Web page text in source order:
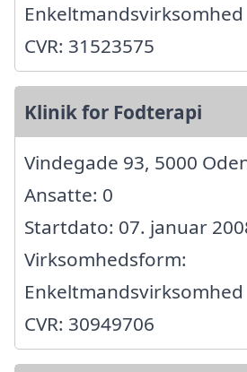
Enkeltmandsvirksomhed
CVR: 31523575
Klinik for Fodterapi
Vindegade 93, 5000
Ansatte: 0
Startdato: 07. januar
Virksomhedsform:
Enkeltmandsvirksomhed
CVR: 30949706